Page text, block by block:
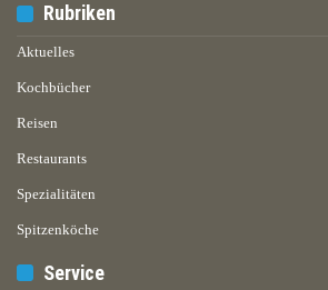
Rubriken
Aktuelles
Kochbücher
Reisen
Restaurants
Spezialitäten
Spitzenköche
Service